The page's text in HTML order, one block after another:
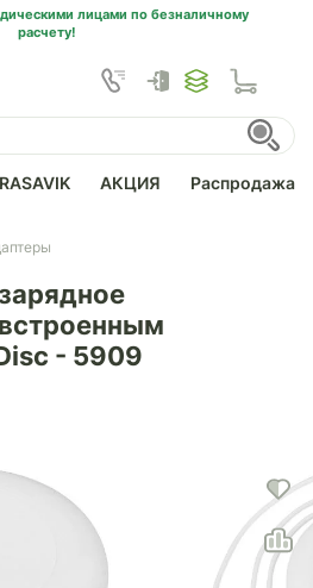
лицами по безналичному
расчету!
АКЦИЯ Распродажа
- 5909